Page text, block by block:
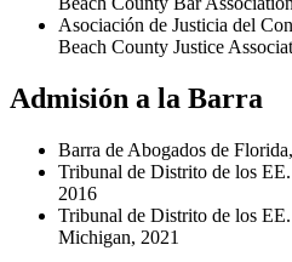
Asociación de Justicia del
Beach County Justice
Admisión a la Barra
Barra de Abogados de
Tribunal de Distrito de los
2016
Tribunal de Distrito de los
Michigan, 2021